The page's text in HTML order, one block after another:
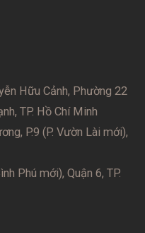
Hữu Cảnh, Phường 22
TP. Hồ Chí Minh
P.9 (P. Vườn Lài mới),
Phú mới), Quận 6, TP.